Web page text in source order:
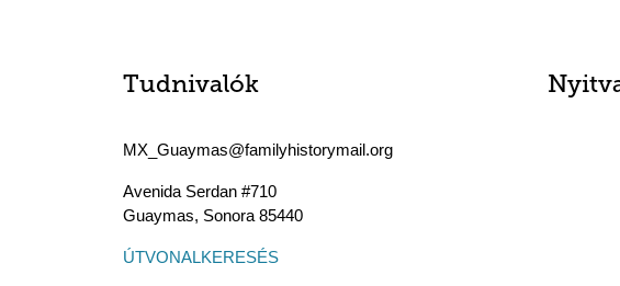
Tudnivalók
MX_Guaymas@familyhistorymail.org
Avenida Serdan #710
Guaymas, Sonora 85440
ÚTVONALKERESÉS